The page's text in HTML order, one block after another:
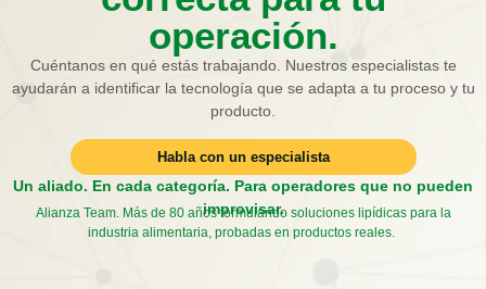
operación.
Cuéntanos en qué estás trabajando. Nuestros especialistas te
ayudarán a identificar la tecnología que se adapta a tu proceso y tu
producto.
Habla con un especialista
Un aliado. En cada categoría. Para operadores que no pueden
improvisar.
Alianza Team. Más de 80 años formulando soluciones lipídicas para la
industria alimentaria, probadas en productos reales.